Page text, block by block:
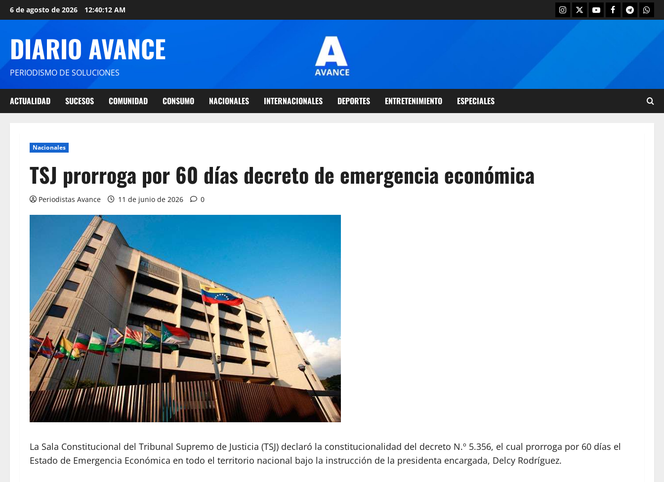
6 de agosto de 2026 12:40:12 AM
DIARIO AVANCE
PERIODISMO DE SOLUCIONES
ACTUALIDAD SUCESOS COMUNIDAD CONSUMO NACIONALES INTERNACIONALES DEPORTES ENTRETENIMIENTO ESPECIALES
Nacionales
TSJ prorroga por 60 días decreto de emergencia económica
Periodistas Avance 11 de junio de 2026 0
La Sala Constitucional del Tribunal Supremo de Justicia (TSJ) declaró la constitucionalidad del decreto N.º 5.356, el cual prorroga por 60 días el
Estado de Emergencia Económica en todo el territorio nacional bajo la instrucción de la presidenta encargada, Delcy Rodríguez.